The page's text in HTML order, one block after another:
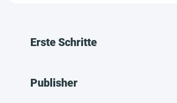
Erste Schritte
Publisher